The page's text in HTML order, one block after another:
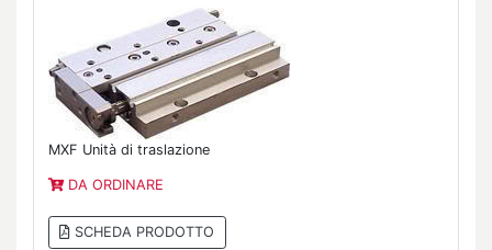
MXF Unità di traslazione
DA ORDINARE
SCHEDA PRODOTTO